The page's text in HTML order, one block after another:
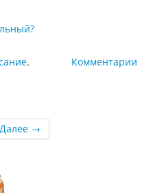
Комментарии
.
Далее →